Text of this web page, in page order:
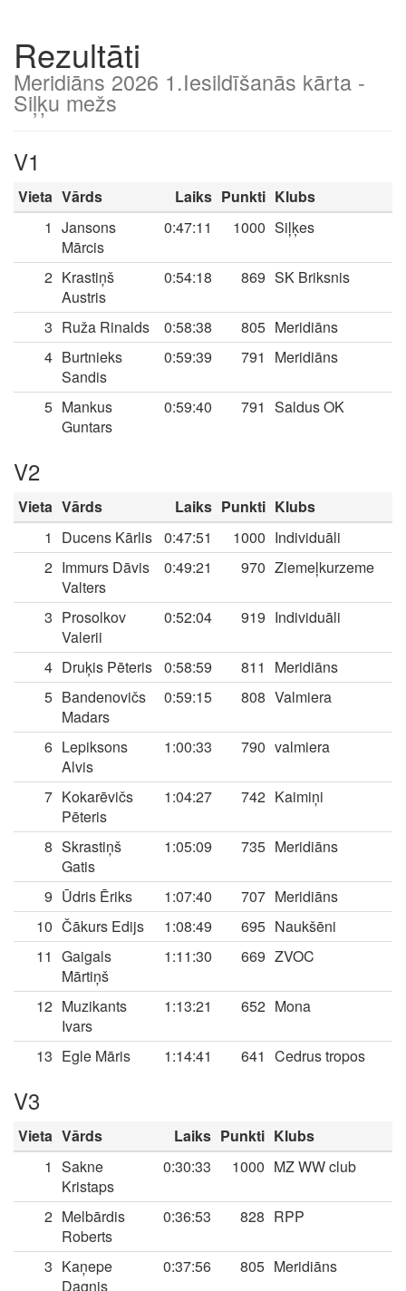
Rezultāti
Meridiāns 2026 1.Iesildīšanās kārta -
Siļķu mežs
V1
Vieta Vārds Laiks Punkti Klubs
1 Jansons
Mārcis
0:47:11 1000 Siļķes
2 Krastiņš
Austris
0:54:18 869 SK Briksnis
3 Ruža Rinalds 0:58:38 805 Meridiāns
4 Burtnieks
Sandis
0:59:39 791 Meridiāns
5 Mankus
Guntars
0:59:40 791 Saldus OK
V2
Vieta Vārds Laiks Punkti Klubs
1
Ducens Kārlis 0:47:51 1000 Individuāli
2 Immurs Dāvis
Valters
0:49:21 970 Ziemeļkurzeme
3 Prosolkov
Valerii
0:52:04 919 Individuāli
4 Druķis Pēteris 0:58:59 811
Meridiāns
5 Bandenovičs
Madars
0:59:15 808 Valmiera
6 Lepiksons
Alvis
1:00:33 790 valmiera
7 Kokarēvičs
Pēteris
1:04:27 742 Kaimiņi
8 Skrastiņš
Gatis
1:05:09 735 Meridiāns
9 Ūdris Ēriks 1:07:40 707 Meridiāns
10 Čākurs Edijs 1:08:49 695 Naukšēni
11 Gaigals
Mārtiņš
1:11:30 669 ZVOC
12 Muzikants
Ivars
1:13:21 652 Mona
13 Egle Māris 1:14:41 641 Cedrus tropos
V3
Vieta Vārds Laiks Punkti Klubs
1 Sakne
Kristaps
0:30:33 1000 MZ WW club
2 Melbārdis
Roberts
0:36:53 828 RPP
3 Kaņepe
Dagnis
0:37:56 805 Meridiāns